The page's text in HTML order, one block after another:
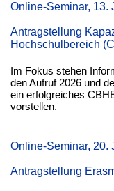
Online-Seminar, 13.
Antragstellung
Hochschulbereich
Im Fokus stehen
den Aufruf 2026 und
ein erfolgreiches
vorstellen.
Online-Seminar, 20.
Antragstellung